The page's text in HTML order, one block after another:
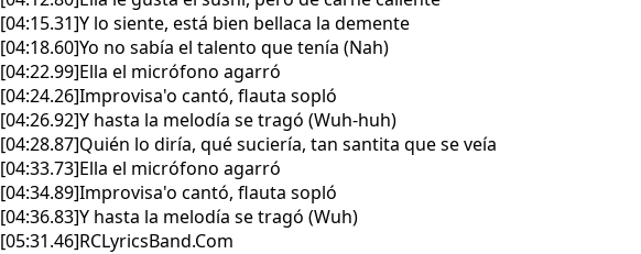
[04:15.31]Y lo siente, está bien bellaca la demente
[04:18.60]Yo no sabía el talento que tenía (Nah)
[04:22.99]Ella el micrófono agarró
[04:24.26]Improvisa'o cantó, flauta sopló
[04:26.92]Y hasta la melodía se tragó (Wuh-huh)
[04:28.87]Quién lo diría, qué suciería, tan santita que se veía
[04:33.73]Ella el micrófono agarró
[04:34.89]Improvisa'o cantó, flauta sopló
[04:36.83]Y hasta la melodía se tragó (Wuh)
[05:31.46]RCLyricsBand.Com